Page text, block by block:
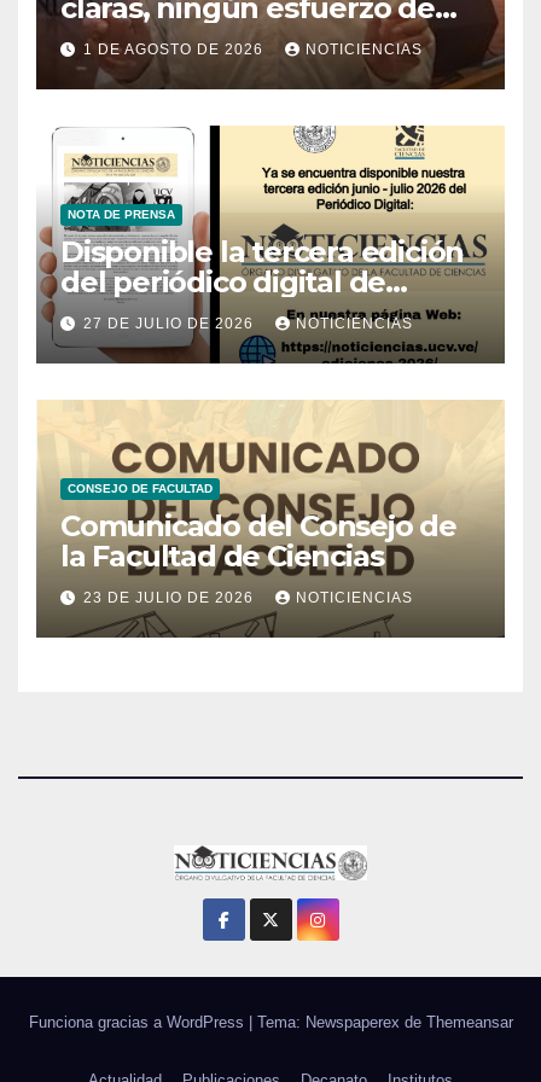
claras, ningún esfuerzo de
conservación rendirá frutos”
1 DE AGOSTO DE 2026 NOTICIENCIAS
NOTA DE PRENSA
Disponible la tercera edición
del periódico digital de
Noticiencias 2026
27 DE JULIO DE 2026 NOTICIENCIAS
CONSEJO DE FACULTAD
Comunicado del Consejo de
la Facultad de Ciencias
23 DE JULIO DE 2026 NOTICIENCIAS
Funciona gracias a WordPress Tema: Newspaperex de Themeansar